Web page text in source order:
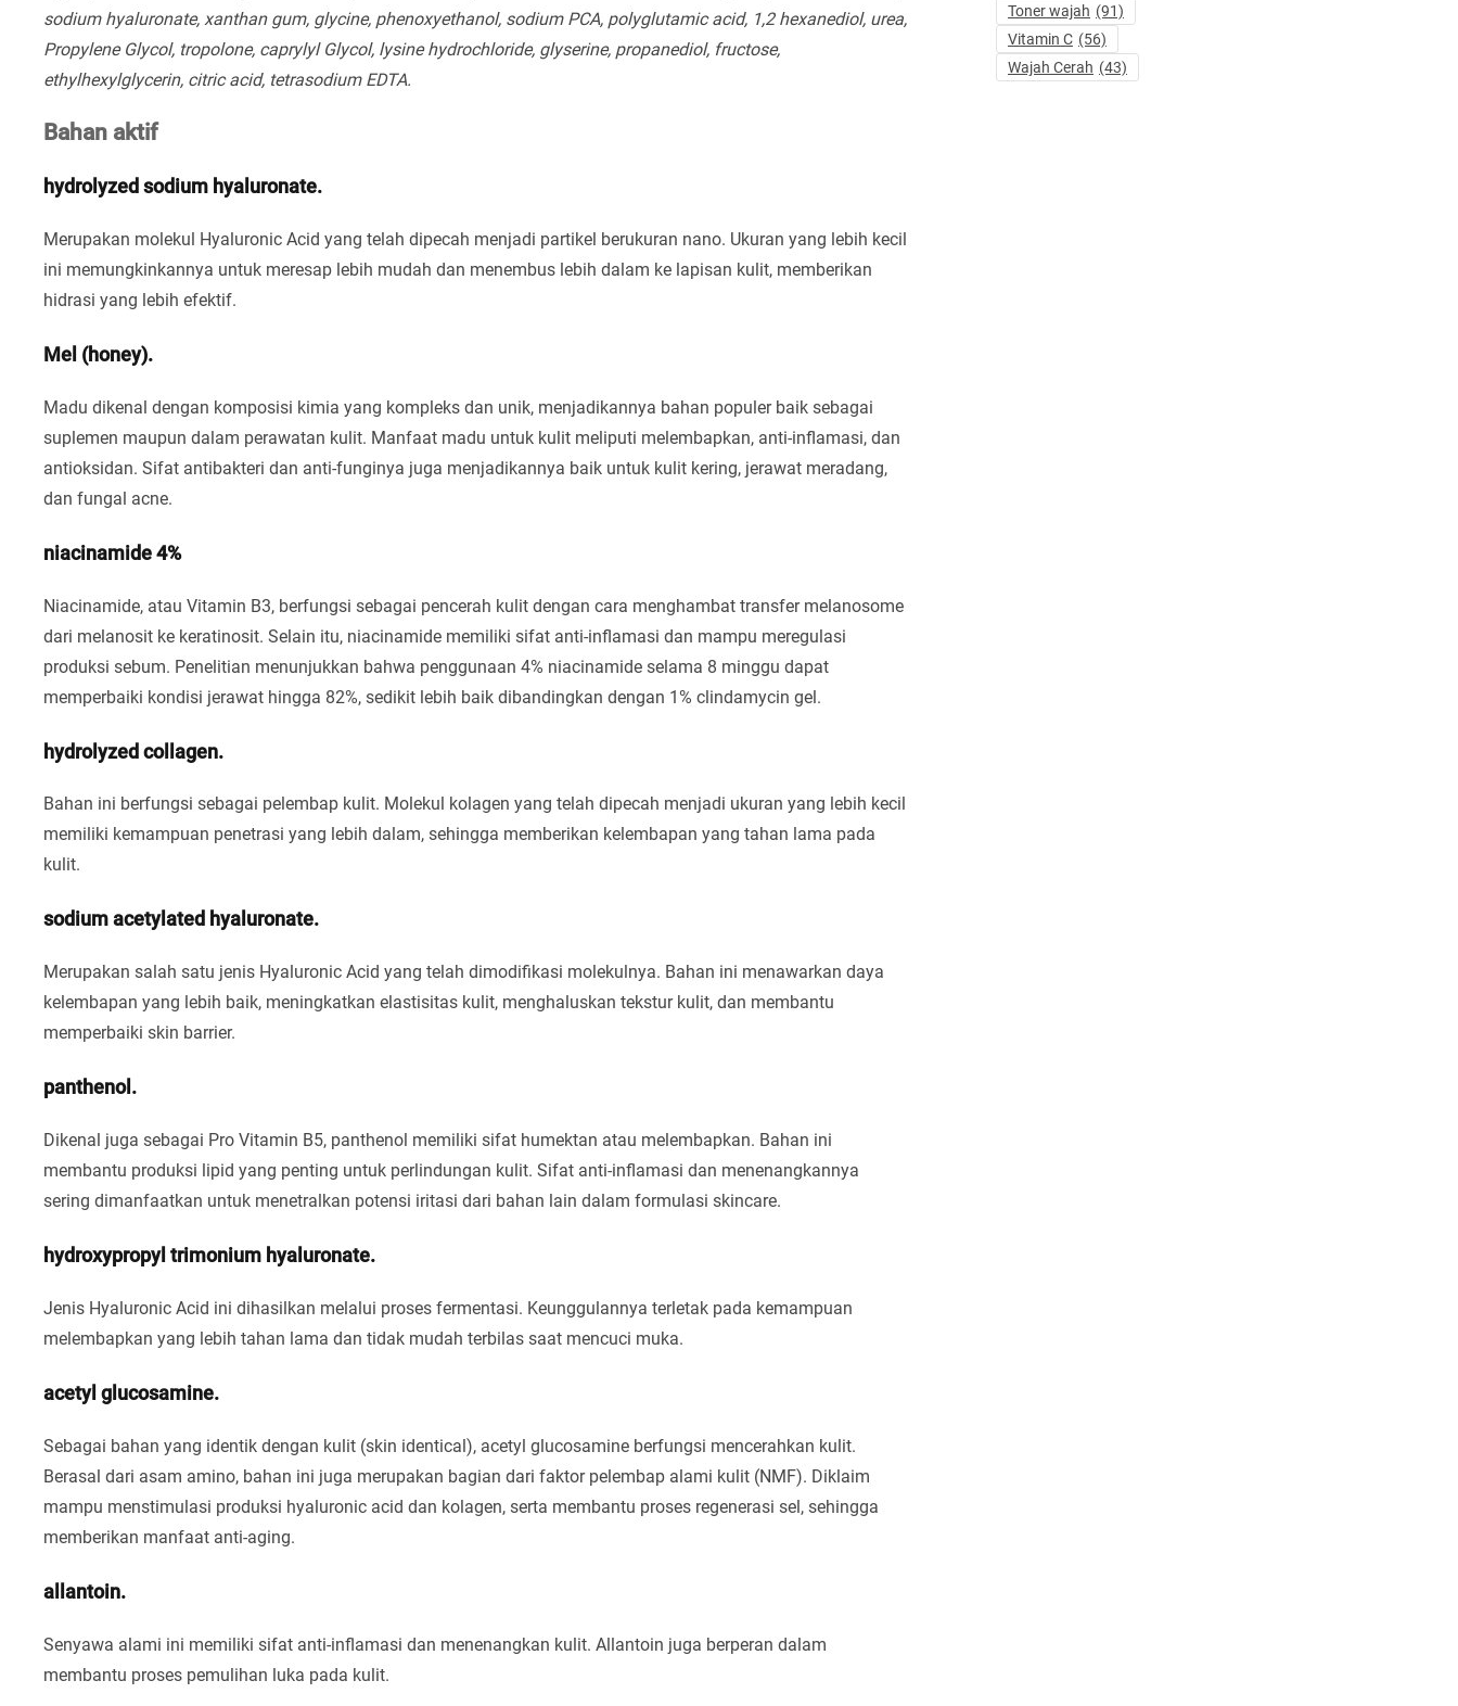
sodium hyaluronate, xanthan gum, glycine, phenoxyethanol, sodium PCA, polyglutamic acid, 1,2 hexanediol, urea,
Propylene Glycol, tropolone, caprylyl Glycol, lysine hydrochloride, glyserine, propanediol, fructose,
ethylhexylglycerin, citric acid, tetrasodium EDTA.
Bahan aktif
hydrolyzed sodium hyaluronate.
Merupakan molekul Hyaluronic Acid yang telah dipecah menjadi partikel berukuran nano. Ukuran yang lebih kecil
ini memungkinkannya untuk meresap lebih mudah dan menembus lebih dalam ke lapisan kulit, memberikan
hidrasi yang lebih efektif.
Mel (honey).
Madu dikenal dengan komposisi kimia yang kompleks dan unik, menjadikannya bahan populer baik sebagai
suplemen maupun dalam perawatan kulit. Manfaat madu untuk kulit meliputi melembapkan, anti-inflamasi, dan
antioksidan. Sifat antibakteri dan anti-funginya juga menjadikannya baik untuk kulit kering, jerawat meradang,
dan fungal acne.
niacinamide 4%
Niacinamide, atau Vitamin B3, berfungsi sebagai pencerah kulit dengan cara menghambat transfer melanosome
dari melanosit ke keratinosit. Selain itu, niacinamide memiliki sifat anti-inflamasi dan mampu meregulasi
produksi sebum. Penelitian menunjukkan bahwa penggunaan 4% niacinamide selama 8 minggu dapat
memperbaiki kondisi jerawat hingga 82%, sedikit lebih baik dibandingkan dengan 1% clindamycin gel.
hydrolyzed collagen.
Bahan ini berfungsi sebagai pelembap kulit. Molekul kolagen yang telah dipecah menjadi ukuran yang lebih kecil
memiliki kemampuan penetrasi yang lebih dalam, sehingga memberikan kelembapan yang tahan lama pada
kulit.
sodium acetylated hyaluronate.
Merupakan salah satu jenis Hyaluronic Acid yang telah dimodifikasi molekulnya. Bahan ini menawarkan daya
kelembapan yang lebih baik, meningkatkan elastisitas kulit, menghaluskan tekstur kulit, dan membantu
memperbaiki skin barrier.
panthenol.
Dikenal juga sebagai Pro Vitamin B5, panthenol memiliki sifat humektan atau melembapkan. Bahan ini
membantu produksi lipid yang penting untuk perlindungan kulit. Sifat anti-inflamasi dan menenangkannya
sering dimanfaatkan untuk menetralkan potensi iritasi dari bahan lain dalam formulasi skincare.
hydroxypropyl trimonium hyaluronate.
Jenis Hyaluronic Acid ini dihasilkan melalui proses fermentasi. Keunggulannya terletak pada kemampuan
melembapkan yang lebih tahan lama dan tidak mudah terbilas saat mencuci muka.
acetyl glucosamine.
Sebagai bahan yang identik dengan kulit (skin identical), acetyl glucosamine berfungsi mencerahkan kulit.
Berasal dari asam amino, bahan ini juga merupakan bagian dari faktor pelembap alami kulit (NMF). Diklaim
mampu menstimulasi produksi hyaluronic acid dan kolagen, serta membantu proses regenerasi sel, sehingga
memberikan manfaat anti-aging.
allantoin.
Senyawa alami ini memiliki sifat anti-inflamasi dan menenangkan kulit. Allantoin juga berperan dalam
membantu proses pemulihan luka pada kulit.
Toner wajah (91)
Vitamin C (56)
Wajah Cerah (43)